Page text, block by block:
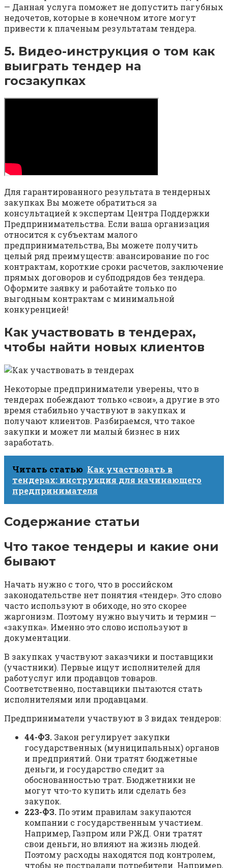
— Данная услуга поможет не допустить пагубных
недочетов, которые в конечном итоге могут
привести к плаченым результатам тендера.
5. Видео-инструкция о том как
выиграть тендер на
госзакупках
Для гарантированного результата в тендерных
закупках Вы можете обратиться за
консультацией к экспертам Центра Поддержки
Предпринимательства. Если ваша организация
относится к субъектам малого
предпринимательства, Вы можете получить
целый ряд преимуществ: авансирование по гос
контрактам, короткие сроки расчетов, заключение
прямых договоров и субподрядов без тендера.
Оформите заявку и работайте только по
выгодным контрактам с минимальной
конкуренцией!
Как участвовать в тендерах,
чтобы найти новых клиентов
Некоторые предприниматели уверены, что в
тендерах побеждают только «свои», а другие в это
время стабильно участвуют в закупках и
получают клиентов. Разбираемся, что такое
закупки и может ли малый бизнес в них
заработать.
Читать статью Как участвовать в
тендерах: инструкция для начинающего
предпринимателя
Содержание статьи
Что такое тендеры и какие они
бывают
Начать нужно с того, что в российском
законодательстве нет понятия «тендер». Это слово
часто используют в обиходе, но это скорее
жаргонизм. Поэтому нужно выучить и термин —
«закупка». Именно это слово используют в
документации.
В закупках участвуют заказчики и поставщики
(участники). Первые ищут исполнителей для
работуслуг или продавцов товаров.
Соответственно, поставщики пытаются стать
исполнителями или продавцами.
Предприниматели участвуют в 3 видах тендеров:
44-ФЗ. Закон регулирует закупки
государственных (муниципальных) органов
и предприятий. Они тратят бюджетные
деньги, и государство следит за
обоснованностью трат. Бюджетники не
могут что-то купить или сделать без
закупок.
223-ФЗ. По этим правилам закупаются
компании с государственным участием.
Например, Газпром или РЖД. Они тратят
свои деньги, но влияют на жизнь людей.
Поэтому расходы находятся под контролем,
чтобы не пострадали потребители. Например,